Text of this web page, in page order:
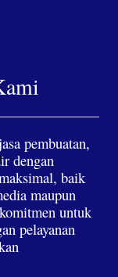
pembuatan,
dengan
baik
maupun
untuk
pelayanan